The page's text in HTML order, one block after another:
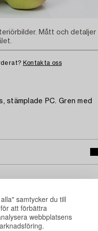
samtycker du till
att förbättra
webbplatsens
Kontakta oss
stämplade PC. Gren med
Mått och detaljer
tittat på